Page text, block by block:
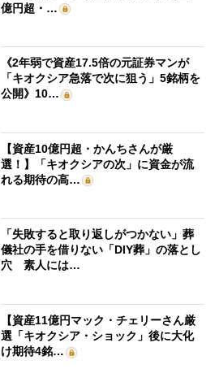
億円超・…
《2年弱で資産17.5倍の元証券マンが
「キオクシア急落で次に狙う」5銘柄を
公開》10…
【資産10億円超・かんちさんが厳
選！】「キオクシアの次」に資金が流
れる期待の高…
「失敗すると取り返しがつかない」葬
儀社の手を借りない「DIY葬」の落とし
穴 素人には…
【資産11億円マック・チェリーさん厳
選「キオクシア・ショック」後に大化
け期待4銘…